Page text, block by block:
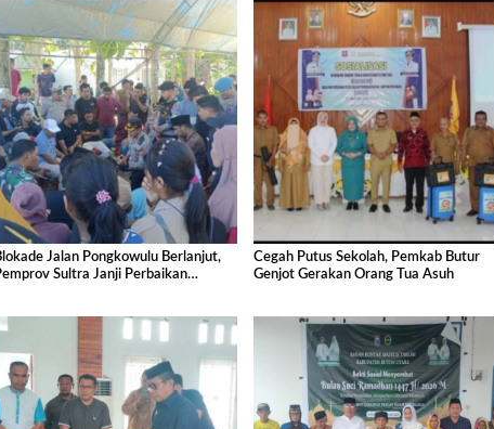
Jalan Pongkowulu Berlanjut,
Sultra Janji Perbaikan
Cegah Putus Sekolah, Pemkab Butur
Genjot Gerakan Orang Tua Asuh